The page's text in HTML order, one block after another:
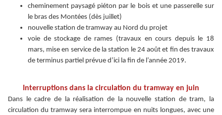
cheminement paysagé piéton par le bois et une passerelle sur
le bras des Montées (dès juillet)
nouvelle station de tramway au Nord du projet
voie de stockage de rames (travaux en cours depuis le 18
mars, mise en service de la station le 24 août et fin des travaux
de terminus partiel prévue d’ici la fin de l’année 2019.
Interruptions dans la circulation du tramway en juin
Dans le cadre de la réalisation de la nouvelle station de tram, la
circulation du tramway sera interrompue en nuits longues, avec une